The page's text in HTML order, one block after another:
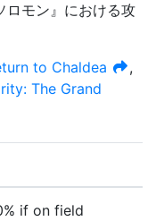
ロモン』における攻
to Chaldea
,
The Grand
if on field